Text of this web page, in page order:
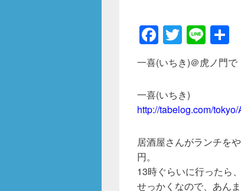
F
a
c
e
b
o
k
T
wi
tt
er
Li
n
e
一喜(いちき)＠虎ノ門で
一喜(いちき)
http://tabelog.com/
居酒屋さんがランチを
円。
13時ぐらいに行ったら
せっかくなので、あん